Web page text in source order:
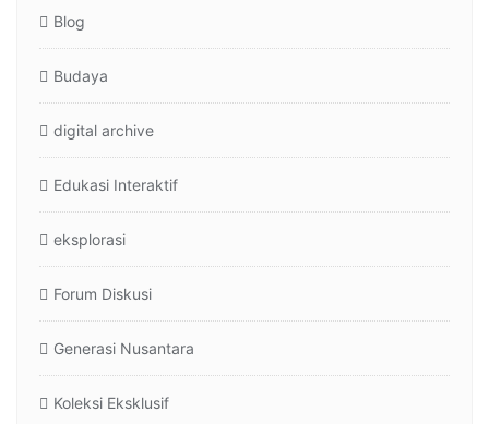
Blog
Budaya
digital archive
Edukasi Interaktif
eksplorasi
Forum Diskusi
Generasi Nusantara
Koleksi Eksklusif